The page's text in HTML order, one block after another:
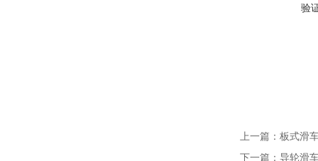
验
上一篇： 板式滑
下一篇： 导轮滑